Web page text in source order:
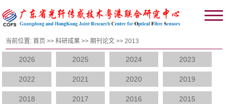
当前位置:首页 >>科研成果 >>期刊论文 >>2013
2026 2025 2024 2023
2022 2021 2020 2019
2018 2017 2016 2015